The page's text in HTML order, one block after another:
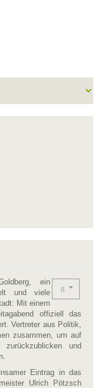
ein
und viele
Mit einem
offiziell das
Vertreter aus Politik,
zusammen, um auf
zurückzublicken und
Eintrag in das
Ulrich Pötzsch